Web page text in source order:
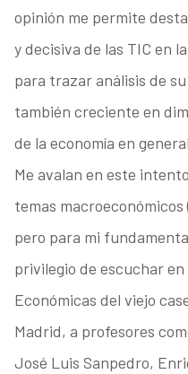
opinión me permite
y decisiva de las TIC en
para trazar análisis de
también creciente en
de la economía en
Me avalan en este
temas
pero para mi
privilegio de escuchar
Económicas del viejo
Madrid, a profesores
José Luis Sanpedro,